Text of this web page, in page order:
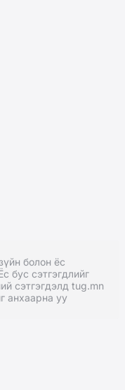
болон ёс
бус сэтгэгдлийг
сэтгэгдэлд tug.mn
анхаарна уу